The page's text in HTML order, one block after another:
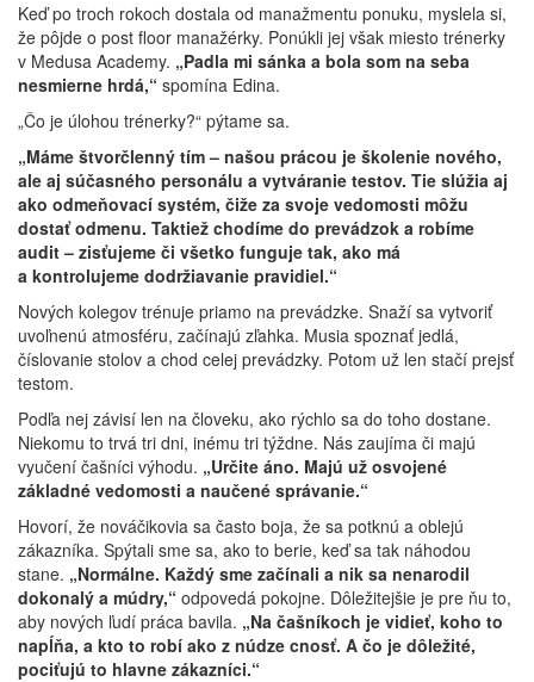
Keď po troch rokoch dostala od manažmentu ponuku, myslela si,
že pôjde o post floor manažérky. Ponúkli jej však miesto trénerky
v Medusa Academy. „Padla mi sánka a bola som na seba
nesmierne hrdá,“ spomína Edina.
„Čo je úlohou trénerky?“ pýtame sa.
„Máme štvorčlenný tím – našou prácou je školenie nového,
ale aj súčasného personálu a vytváranie testov. Tie slúžia aj
ako odmeňovací systém, čiže za svoje vedomosti môžu
dostať odmenu. Taktiež chodíme do prevádzok a robíme
audit – zisťujeme či všetko funguje tak, ako má
a kontrolujeme dodržiavanie pravidiel.“
Nových kolegov trénuje priamo na prevádzke. Snaží sa vytvoriť
uvoľnenú atmosféru, začínajú zľahka. Musia spoznať jedlá,
číslovanie stolov a chod celej prevádzky. Potom už len stačí prejsť
testom.
Podľa nej závisí len na človeku, ako rýchlo sa do toho dostane.
Niekomu to trvá tri dni, inému tri týždne. Nás zaujíma či majú
vyučení čašníci výhodu. „Určite áno. Majú už osvojené
základné vedomosti a naučené správanie.“
Hovorí, že nováčikovia sa často boja, že sa potknú a oblejú
zákazníka. Spýtali sme sa, ako to berie, keď sa tak náhodou
stane. „Normálne. Každý sme začínali a nik sa nenarodil
dokonalý a múdry,“ odpovedá pokojne. Dôležitejšie je pre ňu to,
aby nových ľudí práca bavila. „Na čašníkoch je vidieť, koho to
napĺňa, a kto to robí ako z núdze cnosť. A čo je dôležité,
pociťujú to hlavne zákazníci.“